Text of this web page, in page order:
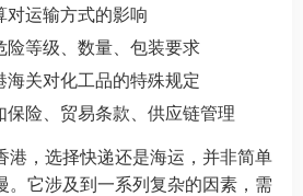
对运输方式的影响
险等级、数量、包装要求
关对化工品的特殊规定
险、贸易条款、供应链管理
港，选择快递还是海运，并非简单
。它涉及到一系列复杂的因素，需